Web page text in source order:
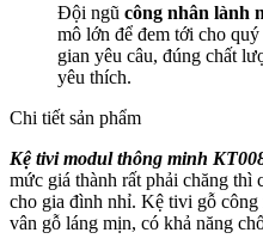
Đội ngũ công nhân lành
mô lớn để đem tới cho
gian yêu câu, đúng chất
yêu thích.
Chi tiết sản phẩm
Kệ tivi modul thông minh
mức giá thành rất phải chăng thì
cho gia đình nhỉ. Kệ tivi gỗ
vân gỗ láng mịn, có khả năng